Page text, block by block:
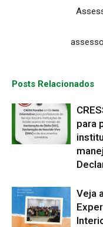
Posts Relacionados
para
Veja